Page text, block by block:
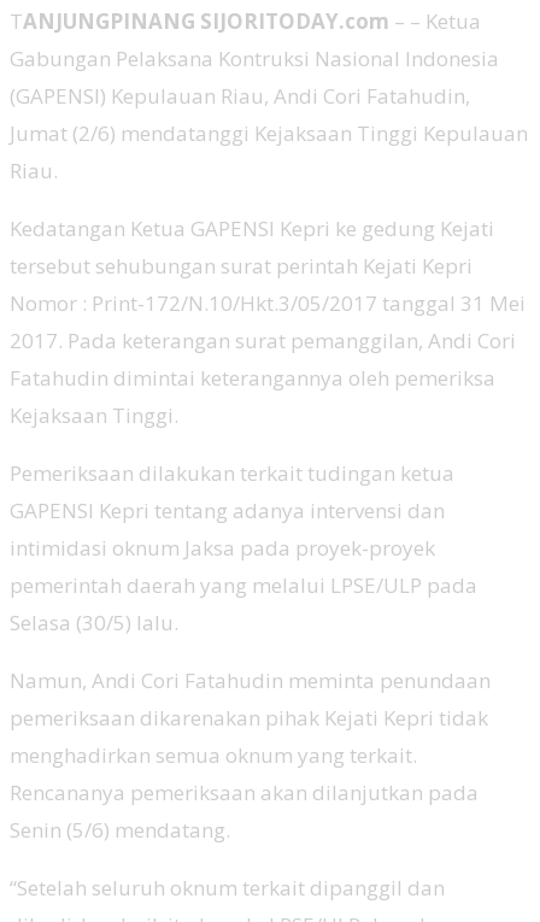
TANJUNGPINANG SIJORITODAY.com – – Ketua
Gabungan Pelaksana Kontruksi Nasional Indonesia
(GAPENSI) Kepulauan Riau, Andi Cori Fatahudin,
Jumat (2/6) mendatanggi Kejaksaan Tinggi Kepulauan
Riau.
Kedatangan Ketua GAPENSI Kepri ke gedung Kejati
tersebut sehubungan surat perintah Kejati Kepri
Nomor : Print-172/N.10/Hkt.3/05/2017 tanggal 31 Mei
2017. Pada keterangan surat pemanggilan, Andi Cori
Fatahudin dimintai keterangannya oleh pemeriksa
Kejaksaan Tinggi.
Pemeriksaan dilakukan terkait tudingan ketua
GAPENSI Kepri tentang adanya intervensi dan
intimidasi oknum Jaksa pada proyek-proyek
pemerintah daerah yang melalui LPSE/ULP pada
Selasa (30/5) lalu.
Namun, Andi Cori Fatahudin meminta penundaan
pemeriksaan dikarenakan pihak Kejati Kepri tidak
menghadirkan semua oknum yang terkait.
Rencananya pemeriksaan akan dilanjutkan pada
Senin (5/6) mendatang.
“Setelah seluruh oknum terkait dipanggil dan